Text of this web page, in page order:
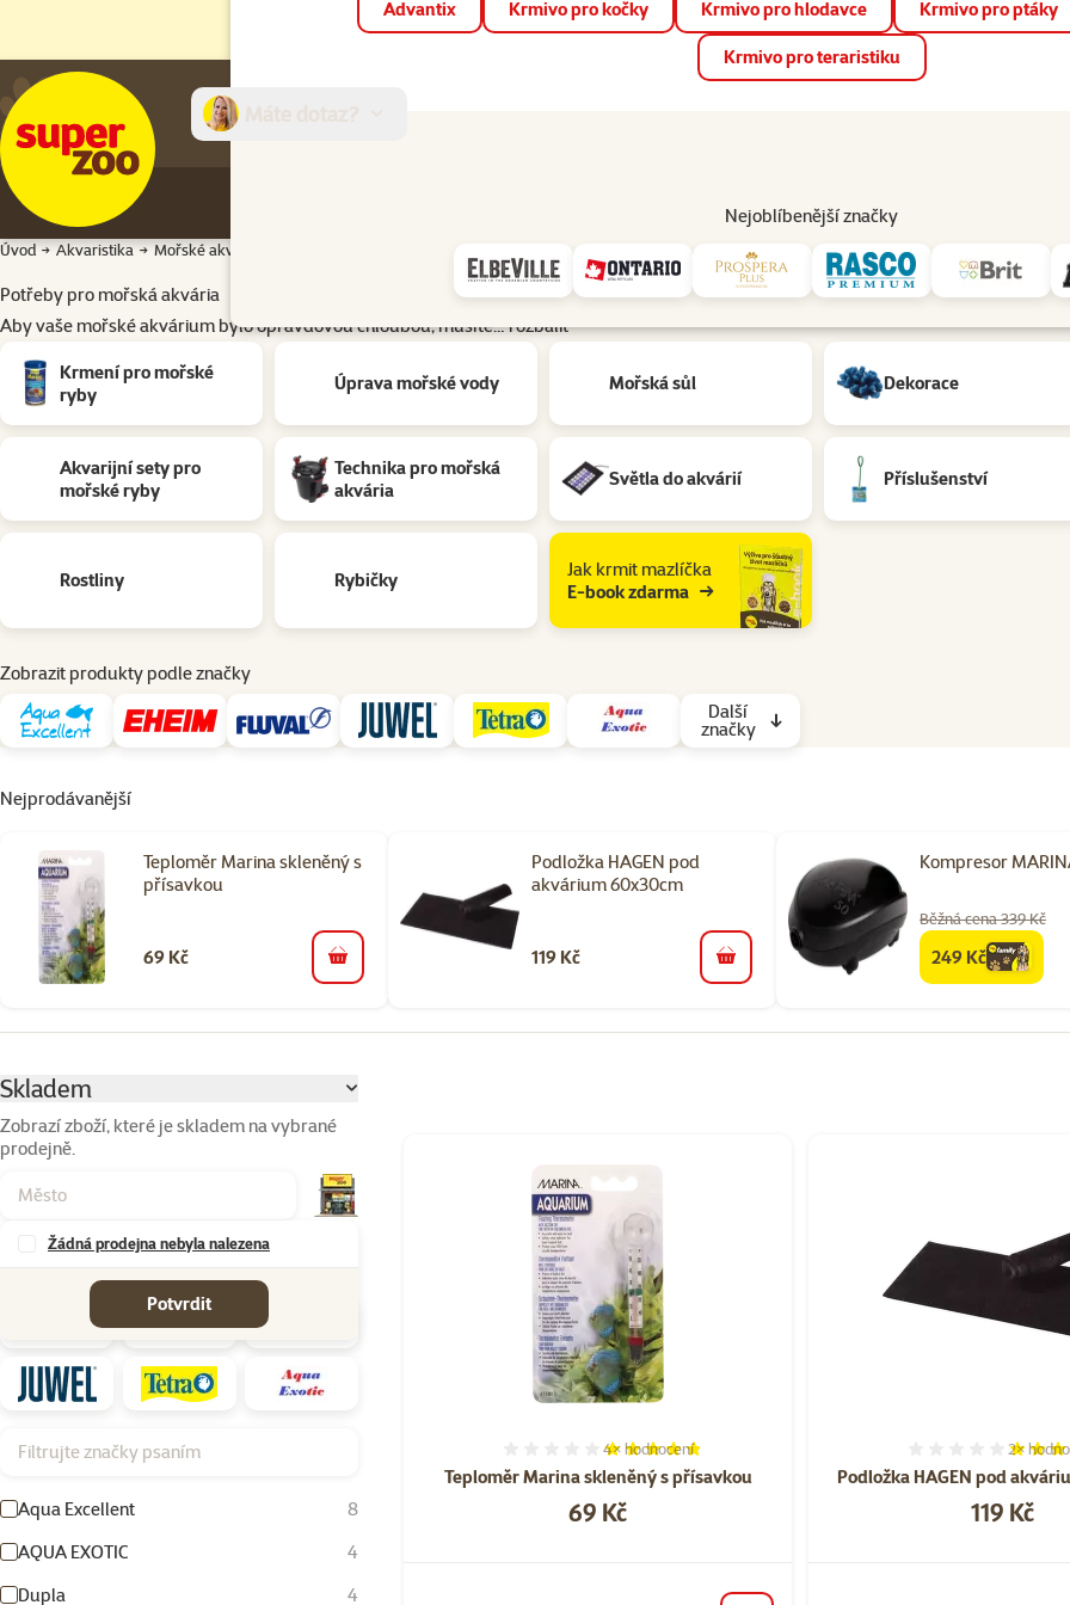
📱 Stáhněte si novou aplikaci Super zoo.Více informací
Advantix Krmivo pro kočky Krmivo pro hlodavce Krmivo pro ptáky
Krmivo pro teraristiku
Nejoblíbenější značky
Prodejny Služby
Úvod Akvaristika Mořské akvárium
Potřeby pro mořská akvária
Aby vaše mořské akvárium bylo opravdovou chloubou, musíte…rozbalit
Podkategorie
Krmení pro mořské
ryby
Úprava mořské vody Mořská sůl Dekorace
Akvarijní sety pro
mořské ryby
Technika pro mořská
akvária
Světla do akvárií Příslušenství
Rostliny Rybičky
Jak krmit mazlíčka
E-book zdarma
Zobrazit produkty podle značky
Další
značky
Nejprodávanější
Teploměr Marina skleněný s
přísavkou
69 Kč do košíku
Podložka HAGEN pod
akvárium 60x30cm
119 Kč do košíku
Kompresor
Běžná cena 339 Kč
familycena
249 Kč
Skladem
Zobrazí zboží, které je skladem na vybrané
prodejně.
Žádná prodejna nebyla nalezena
Potvrdit
Filtrujte značky psaním
Aqua Excellent
8
AQUA EXOTIC
4
Dupla
4
Teploměr Marina skleněný s přísavkou
Hodnocení 95%, počet hodnocení: 4
4× hodnocení
Cena
69 Kč
Podložka HAGEN pod
2×
Cena
119 Kč